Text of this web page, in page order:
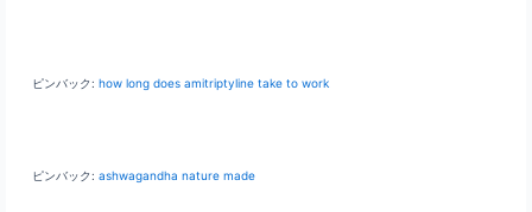
ピンバック: how long does amitriptyline take to work
ピンバック: ashwagandha nature made